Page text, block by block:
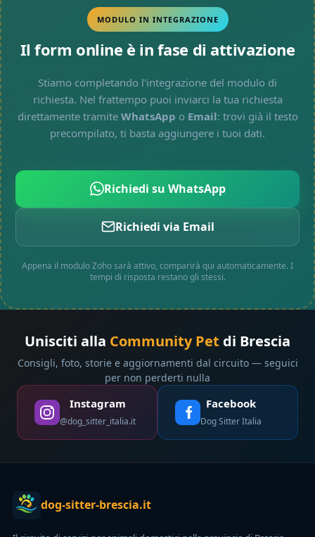
MODULO IN INTEGRAZIONE
Il form online è in fase di attivazione
Stiamo completando l'integrazione del modulo di
richiesta. Nel frattempo puoi inviarci la tua richiesta
direttamente tramite WhatsApp o Email: trovi già il testo
precompilato, ti basta aggiungere i tuoi dati.
Richiedi su WhatsApp
Richiedi via Email
Appena il modulo Zoho sarà attivo, comparirà qui automaticamente. I
tempi di risposta restano gli stessi.
Unisciti alla Community Pet di Brescia
Consigli, foto, storie e aggiornamenti dal circuito — seguici
per non perderti nulla
Instagram
@dog_sitter_italia.it
Facebook
Dog Sitter Italia
dog-sitter-brescia.it